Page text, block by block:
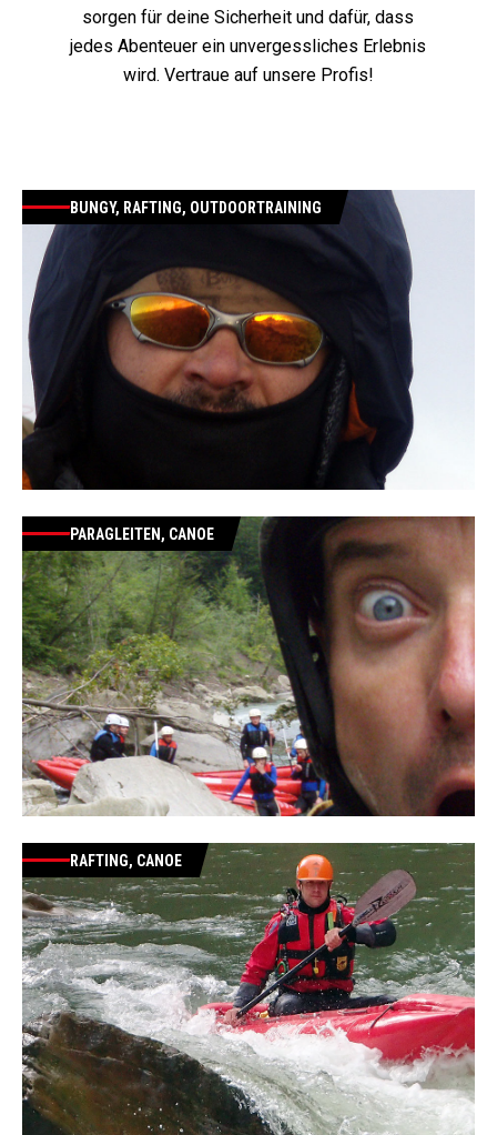
sorgen für deine Sicherheit und dafür, dass
jedes Abenteuer ein unvergessliches Erlebnis
wird. Vertraue auf unsere Profis!
BUNGY, RAFTING, OUTDOORTRAINING
PARAGLEITEN, CANOE
RAFTING, CANOE